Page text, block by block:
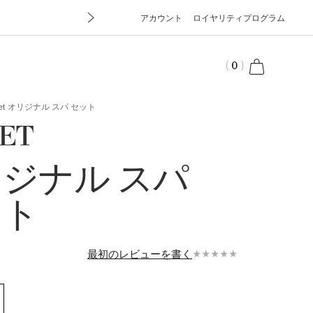
アカウント ロイヤリティプログラム
cart
( 0 )
オリジナル スパ セット
ナル スパ
最初のレビューを書く